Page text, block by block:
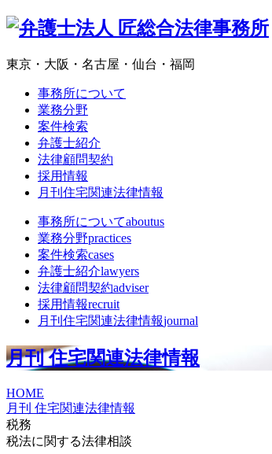
東京・大阪・名古屋・仙台・福岡
事務所について
業務分野
案件検索
弁護士紹介
法律顧問契約
採用情報
月刊住宅関連法律情報
事務所についてaboutus
業務分野practices
案件検索cases
弁護士紹介lawyers
法律顧問契約adviser
採用情報recruit
月刊住宅関連法律情報journal
月刊 住宅関連法律情報
HOME
月刊 住宅関連法律情報
税務
税法に関する法律相談